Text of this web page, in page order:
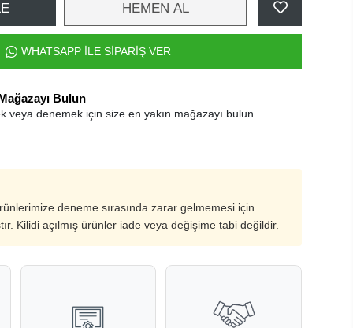
HEMEN AL
WHATSAPP İLE SİPARİŞ VER
Bulun
veya denemek için size en yakın mağazayı bulun.
deneme sırasında zarar gelmemesi için
Kilidi açılmış ürünler iade veya değişime tabi değildir.